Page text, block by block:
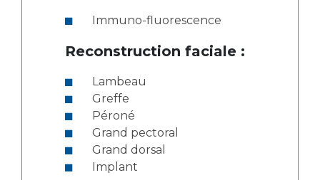
Immuno-fluorescence
Reconstruction faciale :
Lambeau
Greffe
Péroné
Grand pectoral
Grand dorsal
Implant